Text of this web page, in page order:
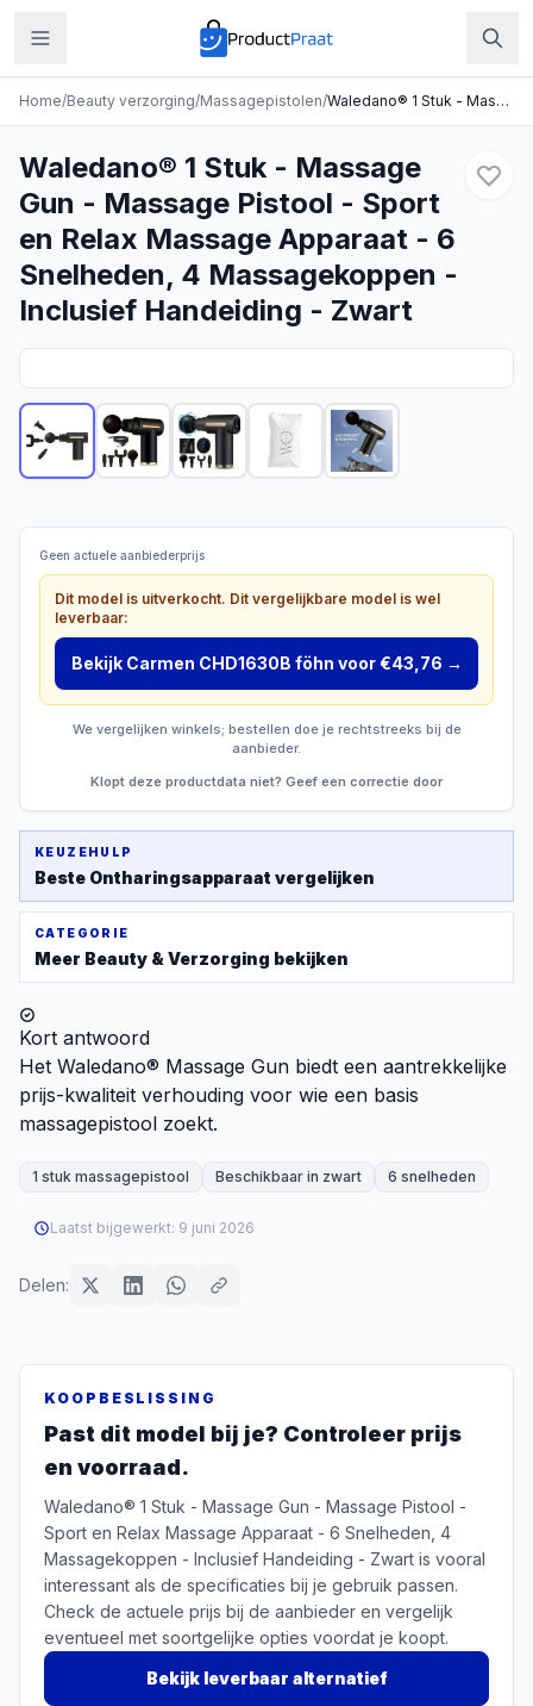
Home/Beauty verzorging/Massagepistolen/ Waledano® 1 Stuk - Massage Gun - Massage Pistool - Sport en Relax Massage Apparaat - 6 Snelheden, 4 Massagekoppen - Inclusief Handeiding - Zwart
Waledano® 1 Stuk - Massage
Gun - Massage Pistool - Sport
en Relax Massage Apparaat - 6
Snelheden, 4 Massagekoppen -
Inclusief Handeiding - Zwart
Geen actuele aanbiederprijs
Dit model is uitverkocht. Dit vergelijkbare model is wel
leverbaar:
Bekijk Carmen CHD1630B föhn voor €43,76 →
We vergelijken winkels; bestellen doe je rechtstreeks bij de
aanbieder.
Klopt deze productdata niet? Geef een correctie door
KEUZEHULP
Beste Ontharingsapparaat vergelijken
CATEGORIE
Meer Beauty & Verzorging bekijken
Kort antwoord
Het Waledano® Massage Gun biedt een aantrekkelijke
prijs-kwaliteit verhouding voor wie een basis
massagepistool zoekt.
1 stuk massagepistool Beschikbaar in zwart 6 snelheden
Laatst bijgewerkt: 9 juni 2026
Delen:
KOOPBESLISSING
Past dit model bij je? Controleer prijs
en voorraad.
Waledano® 1 Stuk - Massage Gun - Massage Pistool -
Sport en Relax Massage Apparaat - 6 Snelheden, 4
Massagekoppen - Inclusief Handeiding - Zwart is vooral
interessant als de specificaties bij je gebruik passen.
Check de actuele prijs bij de aanbieder en vergelijk
eventueel met soortgelijke opties voordat je koopt.
Bekijk leverbaar alternatief